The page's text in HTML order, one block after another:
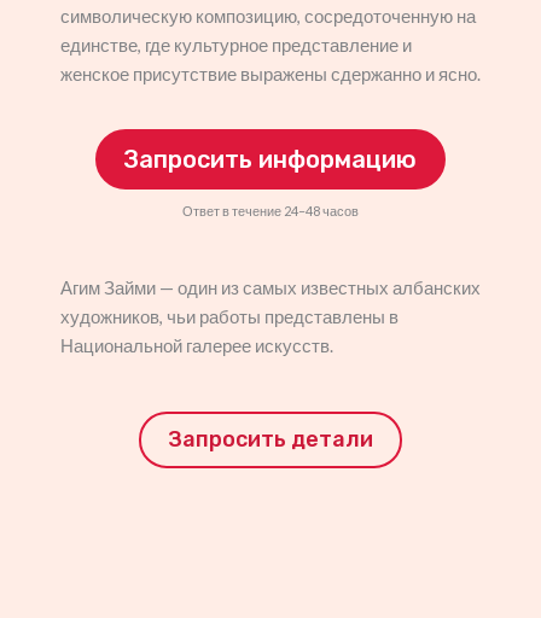
символическую композицию, сосредоточенную на
единстве, где культурное представление и
женское присутствие выражены сдержанно и ясно.
Запросить информацию
Ответ в течение 24–48 часов
Агим Займи — один из самых известных албанских
художников, чьи работы представлены в
Национальной галерее искусств.
Запросить детали